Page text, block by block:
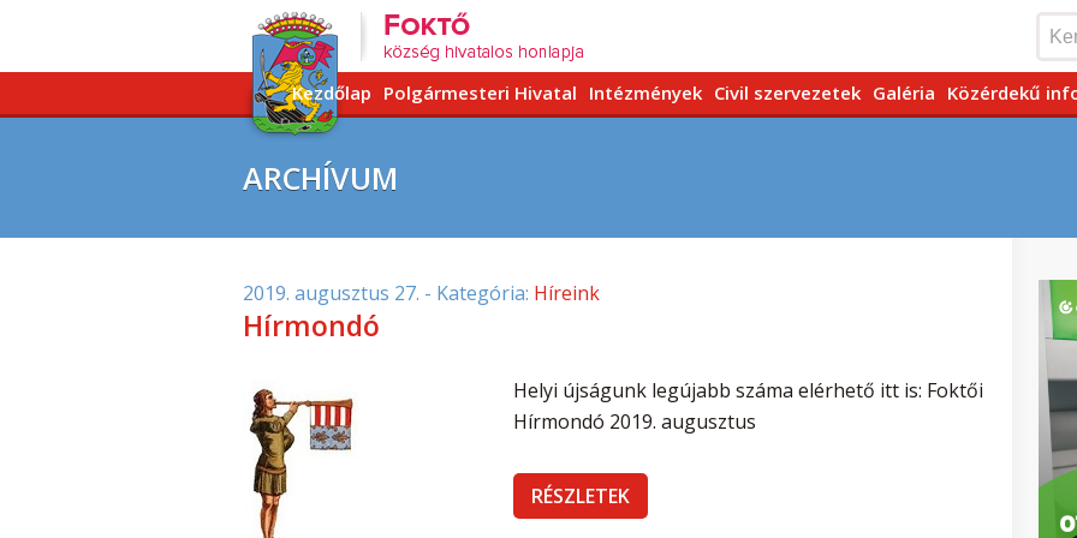
Kezdőlap Polgármesteri Hivatal Intézmények Civil szervezetek Galéria Közérdekű
ARCHÍVUM
2019. augusztus 27. - Kategória: Híreink
Hírmondó
Helyi újságunk legújabb száma elérhető itt is: Foktői
Hírmondó 2019. augusztus
RÉSZLETEK